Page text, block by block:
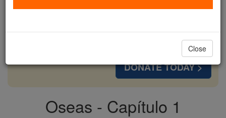
free for all. Be Courageous. Be Catholic. Stand
DONATE TODAY >
Oseas - Capítulo 1
Close